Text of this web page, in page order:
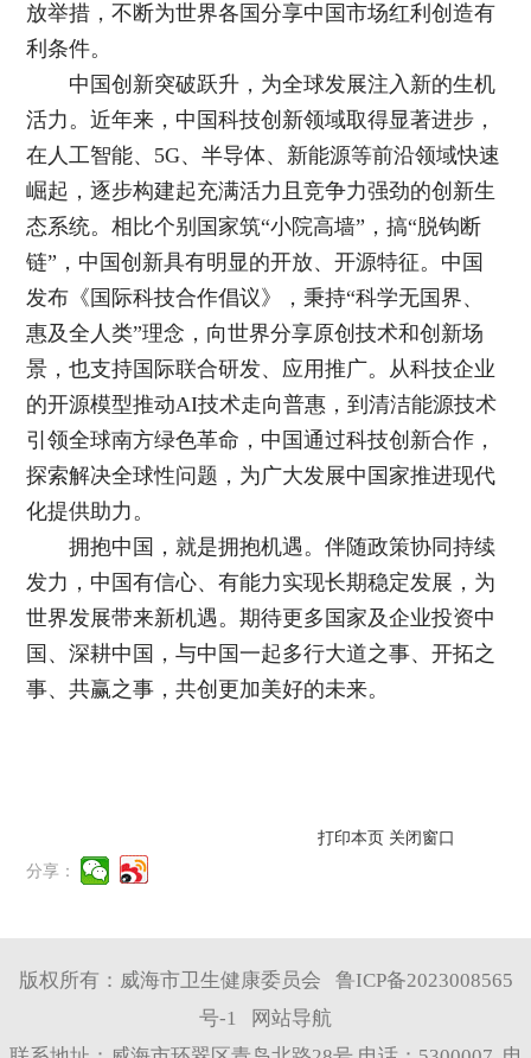
放举措，不断为世界各国分享中国市场红利创造有
利条件。
中国创新突破跃升，为全球发展注入新的生机
活力。近年来，中国科技创新领域取得显著进步，
在人工智能、5G、半导体、新能源等前沿领域快速
崛起，逐步构建起充满活力且竞争力强劲的创新生
态系统。相比个别国家筑“小院高墙”，搞“脱钩断
链”，中国创新具有明显的开放、开源特征。中国
发布《国际科技合作倡议》，秉持“科学无国界、
惠及全人类”理念，向世界分享原创技术和创新场
景，也支持国际联合研发、应用推广。从科技企业
的开源模型推动AI技术走向普惠，到清洁能源技术
引领全球南方绿色革命，中国通过科技创新合作，
探索解决全球性问题，为广大发展中国家推进现代
化提供助力。
拥抱中国，就是拥抱机遇。伴随政策协同持续
发力，中国有信心、有能力实现长期稳定发展，为
世界发展带来新机遇。期待更多国家及企业投资中
国、深耕中国，与中国一起多行大道之事、开拓之
事、共赢之事，共创更加美好的未来。
打印本页 关闭窗口
分享：
版权所有：威海市卫生健康委员会
鲁ICP备2023008565
号-1
网站导航